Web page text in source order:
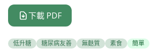
下載 PDF
低升糖 糖尿病友善 無麩質 素食 簡單